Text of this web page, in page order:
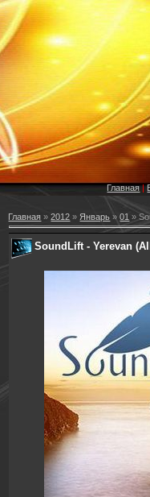
Главная|
Главная »2012 » Январь » 01 »
SoundLift - Yerevan